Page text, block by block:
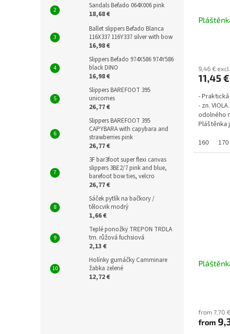
Sandals Befado 064X006 pink
18,68 €
Ballet slippers Befado Blanca
116X337 116Y337 silver with bow
16,98 €
Slippers Befado 974X586 974Y586
black DINO
16,98 €
Slippers BAREFOOT 395
unicornes
26,77 €
Slippers BAREFOOT 395
CAPYBARA with capybara and
strawberries pink
26,77 €
3F bar3foot super flexi canvas
slippers 3BE2/7 pink and blue,
barefoot bow ties, velcro
26,77 €
Sáček pytlík na bačkory /
tělocvik modrý
1,66 €
Teplé ponožky TREPON TRDLA
tm. růžová fuchsiová
2,13 €
Holínky gumáčky Camminare
žabka zelené
12,72 €
9,46 €
11,45 €
-
- zn.
odolného
Pláštěnka
160
170
from 7,70
from